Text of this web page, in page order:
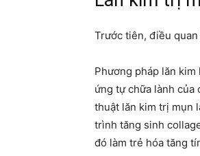
Trước tiên, điều
Phương pháp lăn
ứng tự chữa lành của
thuật lăn kim trị mụn
trình tăng sinh
đó làm trẻ hóa tăng